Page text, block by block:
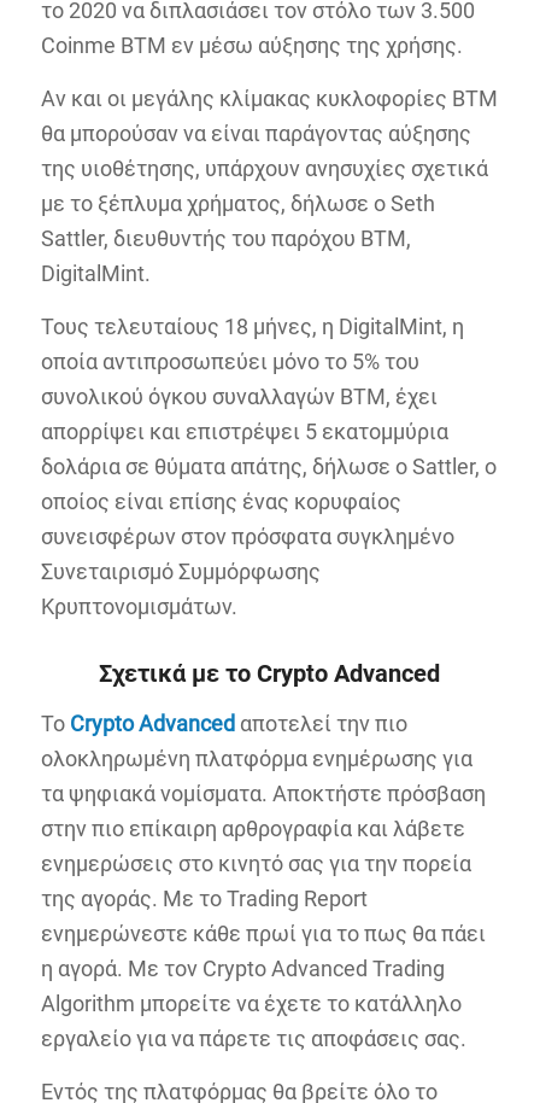
το 2020 να διπλασιάσει τον στόλο των 3.500
Coinme BTM εν μέσω αύξησης της χρήσης.
Αν και οι μεγάλης κλίμακας κυκλοφορίες BTM
θα μπορούσαν να είναι παράγοντας αύξησης
της υιοθέτησης, υπάρχουν ανησυχίες σχετικά
με το ξέπλυμα χρήματος, δήλωσε ο Seth
Sattler, διευθυντής του παρόχου BTM,
DigitalMint.
Τους τελευταίους 18 μήνες, η DigitalMint, η
οποία αντιπροσωπεύει μόνο το 5% του
συνολικού όγκου συναλλαγών BTM, έχει
απορρίψει και επιστρέψει 5 εκατομμύρια
δολάρια σε θύματα απάτης, δήλωσε ο Sattler, ο
οποίος είναι επίσης ένας κορυφαίος
συνεισφέρων στον πρόσφατα συγκλημένο
Συνεταιρισμό Συμμόρφωσης
Κρυπτονομισμάτων.
Σχετικά με τοCryptoAdvanced
To CryptoAdvancedαποτελεί την πιο
ολοκληρωμένη πλατφόρμα ενημέρωσης για
τα ψηφιακά νομίσματα. Αποκτήστε πρόσβαση
στην πιο επίκαιρη αρθρογραφία και λάβετε
ενημερώσεις στο κινητό σας για την πορεία
της αγοράς. Με το Trading Report
ενημερώνεστε κάθε πρωί για το πως θα πάει
η αγορά. Με τον Crypto Advanced Trading
Algorithm μπορείτε να έχετε το κατάλληλο
εργαλείο για να πάρετε τις αποφάσεις σας.
Εντός της πλατφόρμας θα βρείτε όλο το